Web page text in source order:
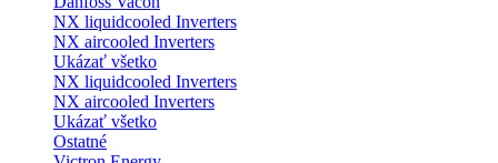
NX liquidcooled Inverters
NX aircooled Inverters
Ukázať všetko
NX liquidcooled Inverters
NX aircooled Inverters
Ukázať všetko
Ostatné